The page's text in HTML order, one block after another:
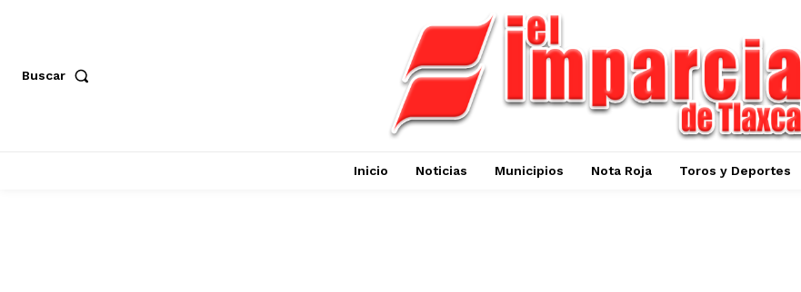
Buscar
Inicio Noticias Municipios Nota Roja Toros y Deportes